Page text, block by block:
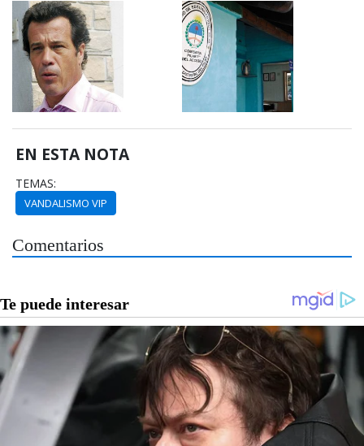
EN ESTA NOTA
TEMAS:
VANDALISMO VIP
Comentarios